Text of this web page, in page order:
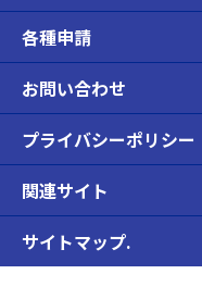
各種申請
お問い合わせ
プライバシーポリシー
関連サイト
サイトマップ.